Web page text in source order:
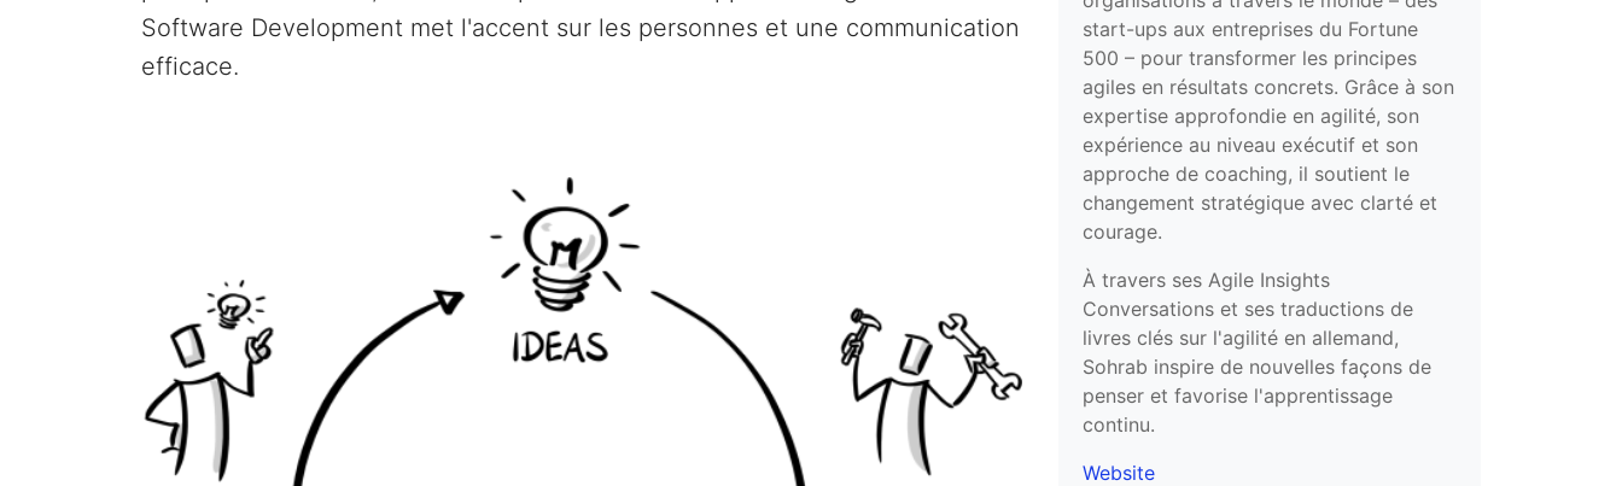
Software Development met l'accent sur les personnes et une communication
efficace.
start-ups aux entreprises du Fortune
500 – pour transformer les principes
agiles en résultats concrets. Grâce à son
expertise approfondie en agilité, son
expérience au niveau exécutif et son
approche de coaching, il soutient le
changement stratégique avec clarté et
courage.
À travers ses Agile Insights
Conversations et ses traductions de
livres clés sur l'agilité en allemand,
Sohrab inspire de nouvelles façons de
penser et favorise l'apprentissage
continu.
Website